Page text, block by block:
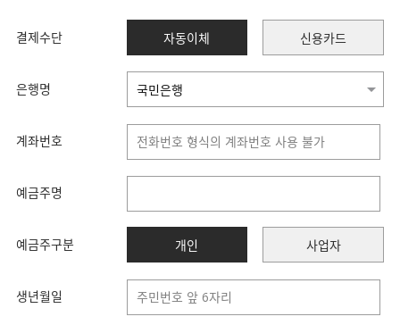
결제수단 자동이체 신용카드
은행명
계좌번호
예금주명
예금주구분 개인 사업자
생년월일